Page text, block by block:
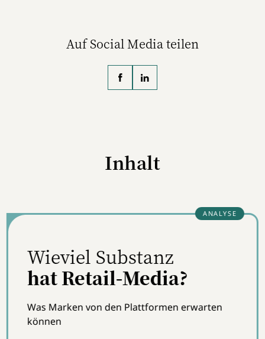
Auf Social Media teilen
Inhalt
Wieviel Substanz
hat Retail-Media?
Was Marken von den Plattformen erwarten
können